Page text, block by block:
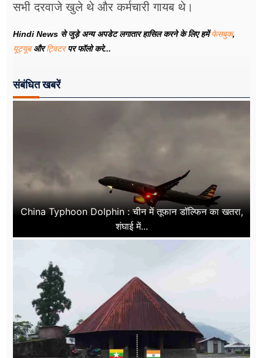
सभी दरवाजे खुले थे और कर्मचारी गायब थे।
Hindi News से जुड़े अन्य अपडेट लगातार हासिल करने के लिए हमेंफेसबुक,
यूट्यूबऔरट्विटरपर फॉलो करे...
संबंधित खबरें
China Typhoon Dolphin : चीन में तूफान डॉल्फिन का खतरा,
शंघाई में...